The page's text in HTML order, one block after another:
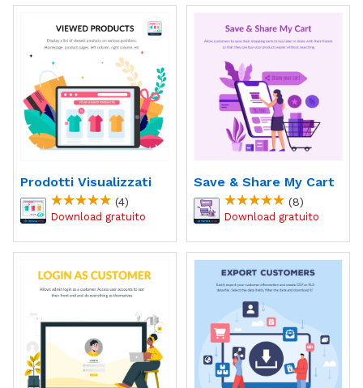
Prodotti Visualizzati
(4)
Save & Share My Cart
(8)